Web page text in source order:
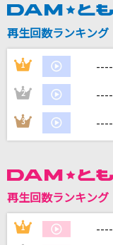
会いたかったか
カ
再生回数ランキング
1 ----
2 ----
3 ----
再生回数ランキング
1 ----